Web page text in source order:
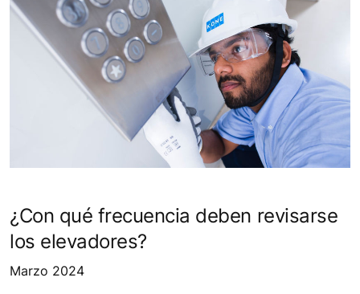
¿Con qué frecuencia deben revisarse
los elevadores?
Marzo 2024